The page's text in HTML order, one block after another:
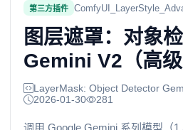
第三方插件
图层遮罩：对象
Gemini V2（高级
LayerMask: Object Detector
2026-01-30
281
调用 Google Gemini 系列模型（